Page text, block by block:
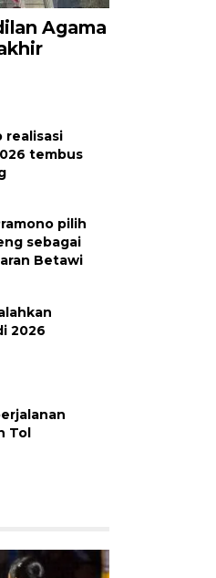
Agama
realisasi
tembus
pilih
sebagai
Betawi
2026
Tol